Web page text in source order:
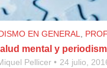
EN GENERAL,
mental y
Pellicer 24 julio,